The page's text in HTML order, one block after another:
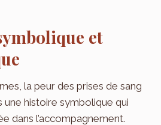
et
la peur des prises de sang
une histoire symbolique qui
dans l’accompagnement.